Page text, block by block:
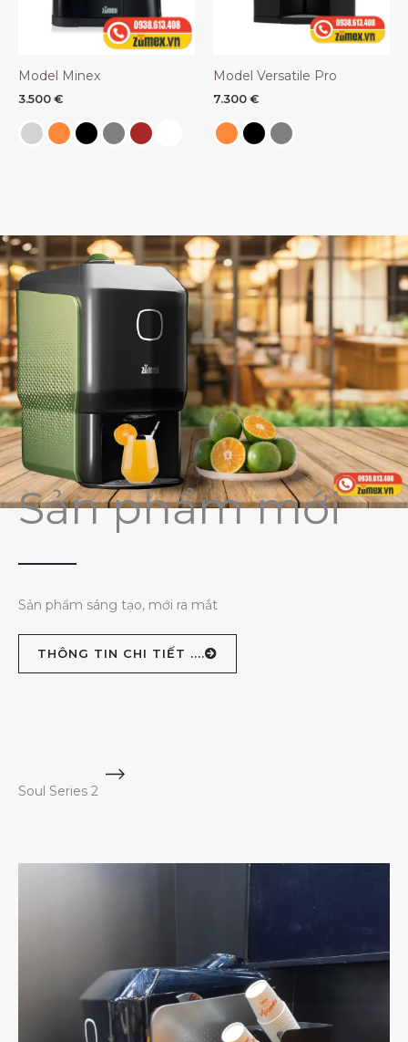
Model Minex
3.500 €
Model Versatile Pro
7.300 €
Sản phẩm mới
Sản phẩm sáng tạo, mới ra mắt
THÔNG TIN CHI TIẾT ....
Soul Series 2